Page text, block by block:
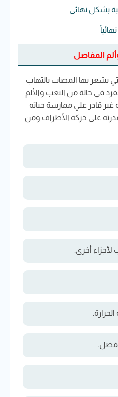
بشكل نهائي
المفاصل
يشعر بها المصاب بالتهاب
في حالة من التعب والألم
قادر علي ممارسة حياته
علي حركة الأطراف ومن
لأجزاء أخرى.